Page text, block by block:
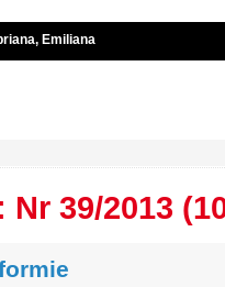
Emiliana
39/2013